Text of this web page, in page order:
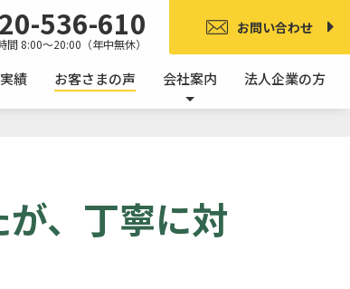
536-610
間 8:00〜20:00（年中無休）
お問い合わせ
績 お客さまの声 会社案内 法人企業の方
、丁寧に対